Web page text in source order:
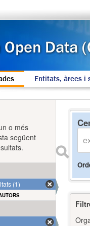
Entitats, àrees i
o més
següent
(1)